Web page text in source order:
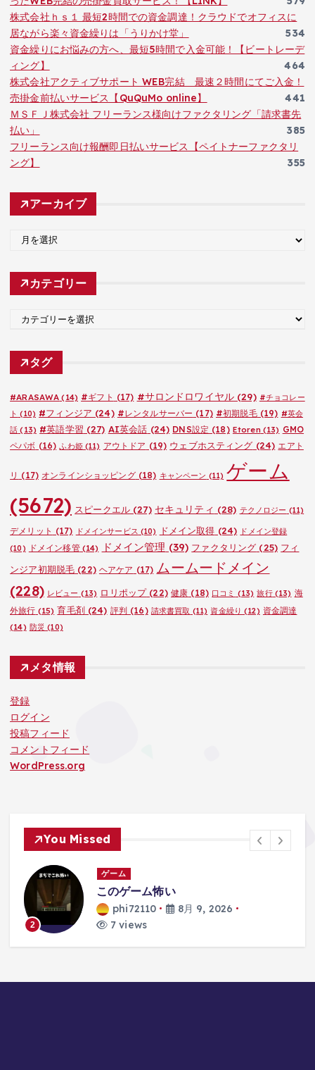
株式会社ｈｓ１ 最短2時間での資金調達！クラウドでオフィスに
居ながら楽々資金繰りは「うりかけ堂」
534
資金繰りにお悩みの方へ、最短5時間で入金可能！【ビートレーデ
ィング】
464
株式会社アクティブサポート WEB完結 最速２時間にてご入金！
売掛金前払いサービス【QuQuMo online】
441
ＭＳＦＪ株式会社 フリーランス様向けファクタリング「請求書先
払い」
385
フリーランス向け報酬即日払いサービス【ペイトナーファクタリ
ング】
355
アーカイブ
カ
カテゴリー
ゴ
タグ
#ARASAWA (14) #ギフト (17) #サロンドロワイヤル(29) #チョコレー
ト (10) #フィンジア (24) #レンタルサーバー (17) #初期脱毛(19) #英会
話 (13) #英語学習 (27) AI英会話 (24) DNS設定 (18) Etoren(13) GMO
ペパボ (16) ふわ姫(11) アウトドア (19) ウェブホスティング (24) エアト
リ (17) オンラインショッピング(18) キャンペーン (11) ゲーム
(5672) スピークエル(27) セキュリティ (28) テクノロジー (11)
デメリット (17) ドメインサービス (10) ドメイン取得 (24) ドメイン登録
(10)
ドメイン移管(14) ドメイン管理 (39) ファクタリング (25) フィ
ンジア初期脱毛 (22) ヘアケア (17) ムームードメイン
(228) レビュー (13) ロリポップ(22) 健康 (18) 口コミ (13) 旅行(13) 海
外旅行 (15) 育毛剤(24) 評判 (16) 請求書買取 (11) 資金繰り (12) 資金調達
(14) 防災 (10)
メタ情報
登録
ログイン
投稿フィード
コメントフィード
WordPress.org
You Missed
2
ゲーム
このゲーム怖い
phi72110
8月 9, 2026
7 views